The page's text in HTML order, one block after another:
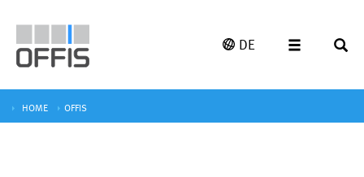
DE
HOME OFFIS